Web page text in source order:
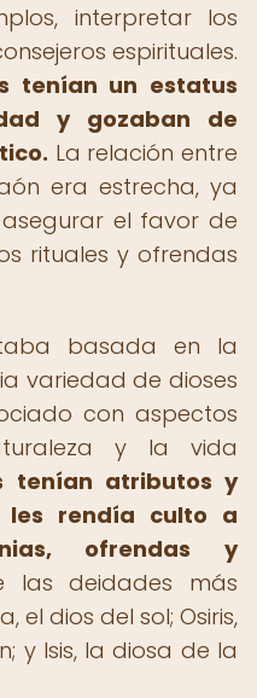
interpretar los
espirituales.
tenían un estatus
y gozaban de
La relación entre
era estrecha, ya
el favor de
rituales y ofrendas
basada en la
variedad de dioses
con aspectos
y la vida
tenían atributos y
les rendía culto a
ofrendas y
las deidades más
el dios del sol; Osiris,
y Isis, la diosa de la